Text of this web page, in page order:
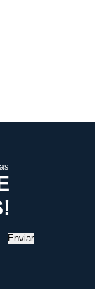
Enviar